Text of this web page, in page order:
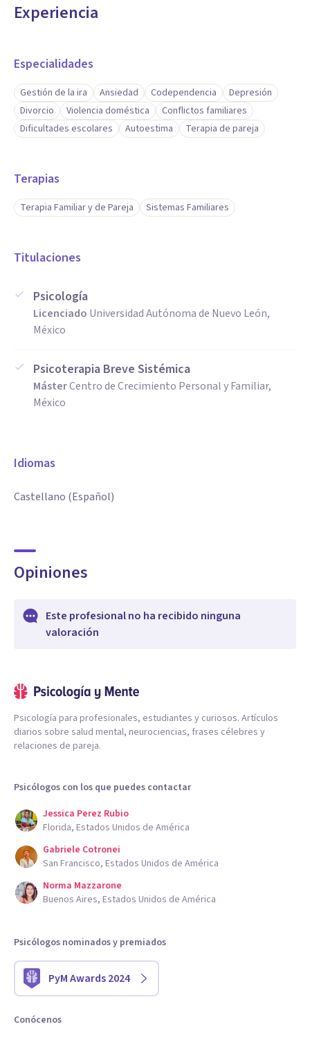
Experiencia
Especialidades
Gestión de la ira Ansiedad Codependencia
Depresión
Divorcio
Violencia doméstica
Conflictos familiares
Dificultades escolares
Autoestima Terapia de pareja
Terapias
Terapia Familiar y de Pareja Sistemas Familiares
Titulaciones
Psicología
Licenciado Universidad Autónoma de Nuevo León,
México
Psicoterapia Breve Sistémica
MásterCentro de Crecimiento Personal y Familiar,
México
Idiomas
Castellano (Español)
Opiniones
Este profesional no ha recibido ninguna
valoración
Psicología para profesionales, estudiantes y curiosos. Artículos
diarios sobre salud mental, neurociencias, frases célebres y
relaciones de pareja.
Psicólogos con los que puedes contactar
Jessica Perez Rubio
Florida, Estados Unidos de América
Gabriele Cotronei
San Francisco, Estados Unidos de América
Norma Mazzarone
Buenos Aires, Estados Unidos de América
Psicólogos nominados y premiados
PyM Awards 2024
Conócenos